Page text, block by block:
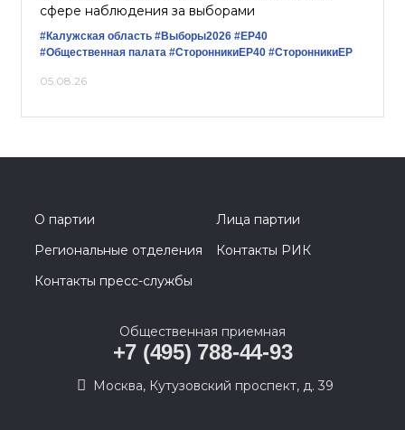
сфере наблюдения за выборами
#Калужская область #Выборы2026 #ЕР40
#Общественная палата #СторонникиЕР40 #СторонникиЕР
05.08.26
О партии
Лица партии
Региональные отделения
Контакты РИК
Контакты пресс-службы
Общественная приемная
+7 (495) 788-44-93
Москва, Кутузовский проспект, д. 39